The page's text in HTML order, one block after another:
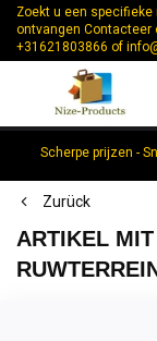
Zoekt u een
ontvangen
+31621803866 of
Scherpe prijzen -
Zurück
ARTIKEL